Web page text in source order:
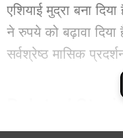
एशियाई मुद्रा बना
ने रुपये को बढ़ावा
सर्वश्रेष्ठ मासिक